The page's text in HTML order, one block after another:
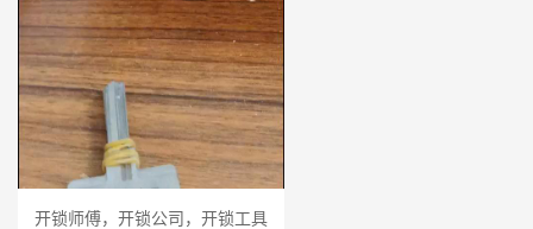
开锁师傅，开锁公司，开锁工具